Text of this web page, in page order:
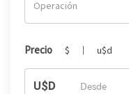
Operación
Precio $ u$d
U$D